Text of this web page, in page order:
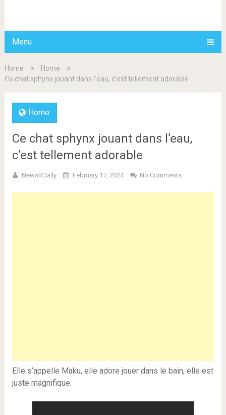
Menu
Home
Home
Ce chat sphynx jouant dans l’eau, c’est tellement adorable
Home
Ce chat sphynx jouant dans l’eau,
c’est tellement adorable
NewsBDaily February 17, 2024 No Comments
Elle s’appelle Maku, elle adore jouer dans le bain, elle est
juste magnifique.